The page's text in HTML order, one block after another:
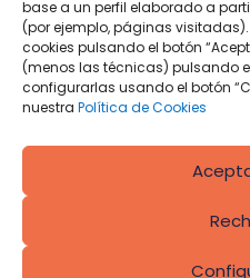
base a un perfil elaborado a
(por ejemplo, páginas
cookies pulsando el botón
(menos las técnicas) pulsando
configurarlas usando el botón
nuestra Política de Cookies
Condiciones
Política
Derecho de
Diseñado por